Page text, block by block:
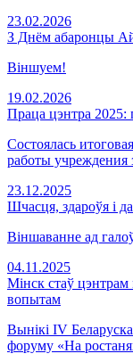
23.02.2026
З Днём абаронцы
Віншуем!
19.02.2026
Праца цэнтра 2025:
Состоялась
работы учреждения
23.12.2025
Шчасця, здароўя і
Віншаванне ад
04.11.2025
Мінск стаў цэнтрам
вопытам
Вынікі IV
форуму «На